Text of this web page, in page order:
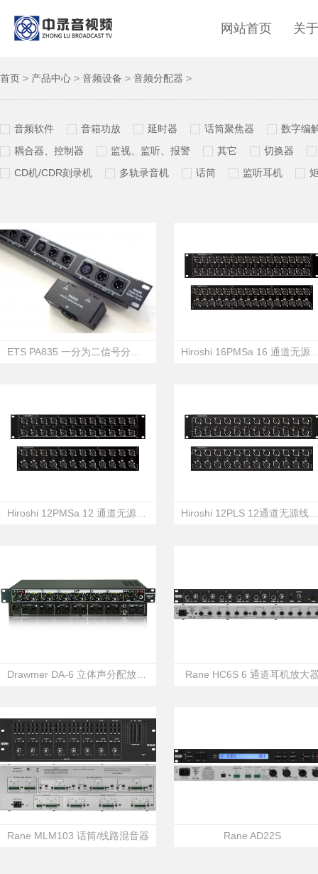
网站首页 关
首页 > 产品中心 > 音频设备 > 音频分配器 >
音频软件 音箱功放 延时器 话筒聚焦器
数字编
耦合器、控制器
监视、监听、报警 其它
切换器
CD机/CDR刻录机
多轨录音机 话筒 监听耳机
Rane HC6S 6 通道耳机放大
Rane MLM103 话筒/线路混音器 Rane AD22S